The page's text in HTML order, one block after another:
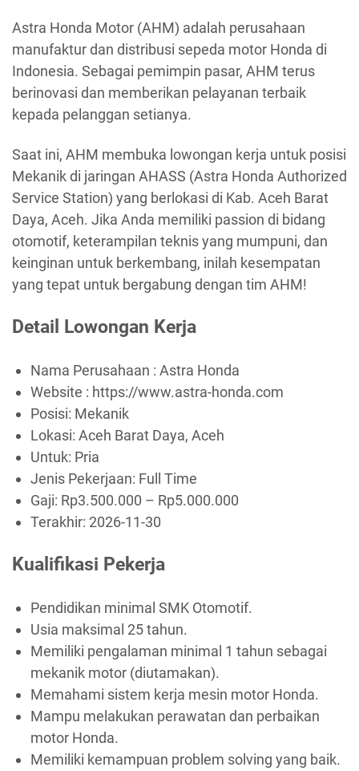
Astra Honda Motor (AHM) adalah perusahaan
manufaktur dan distribusi sepeda motor Honda di
Indonesia. Sebagai pemimpin pasar, AHM terus
berinovasi dan memberikan pelayanan terbaik
kepada pelanggan setianya.
Saat ini, AHM membuka lowongan kerja untuk posisi
Mekanik di jaringan AHASS (Astra Honda Authorized
Service Station) yang berlokasi di Kab. Aceh Barat
Daya, Aceh. Jika Anda memiliki passion di bidang
otomotif, keterampilan teknis yang mumpuni, dan
keinginan untuk berkembang, inilah kesempatan
yang tepat untuk bergabung dengan tim AHM!
Detail Lowongan Kerja
Nama Perusahaan : Astra Honda
Website : https://www.astra-honda.com
Posisi: Mekanik
Lokasi: Aceh Barat Daya, Aceh
Untuk: Pria
Jenis Pekerjaan: Full Time
Gaji: Rp3.500.000 – Rp5.000.000
Terakhir: 2026-11-30
Kualifikasi Pekerja
Pendidikan minimal SMK Otomotif.
Usia maksimal 25 tahun.
Memiliki pengalaman minimal 1 tahun sebagai
mekanik motor (diutamakan).
Memahami sistem kerja mesin motor Honda.
Mampu melakukan perawatan dan perbaikan
motor Honda.
Memiliki kemampuan problem solving yang baik.